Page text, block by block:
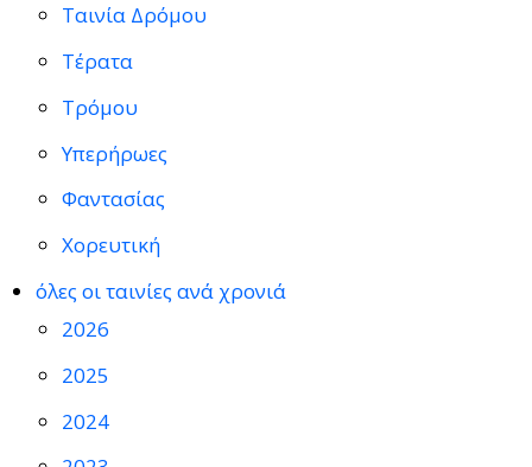
Ταινία Δρόμου
Τέρατα
Τρόμου
Υπερήρωες
Φαντασίας
Χορευτική
όλες οι ταινίες ανά χρονιά
2026
2025
2024